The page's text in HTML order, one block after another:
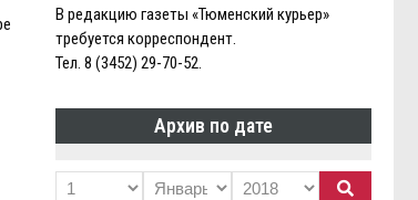
В редакцию газеты «Тюменский курьер»
требуется корреспондент.
Тел. 8 (3452) 29-70-52.
Архив по дате